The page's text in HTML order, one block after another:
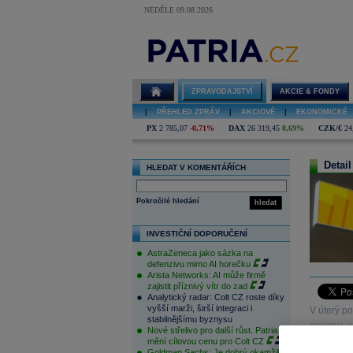
NEDĚLE 09.08.2026
ZPRAVODAJSTVÍ AKCIE & FONDY
PŘEHLED ZPRÁV AKCIOVÉ EKONOMICKÉ
PX 2 785,07 -0,71% DAX 26 319,45 0,69% CZK/€
HLEDAT V KOMENTÁŘÍCH
hledat
Pokročilé hledání
INVESTIČNÍ DOPORUČENÍ
AstraZeneca jako sázka na
defenzivu mimo AI horečku
Arista Networks: AI může firmě
zajistit příznivý vítr do zad
Analytický radar: Colt CZ roste díky
vyšší marži, širší integraci i
stabilnějšímu byznysu
Nové střelivo pro další růst. Patria
mění cílovou cenu pro Colt CZ
V úterý
regionu,